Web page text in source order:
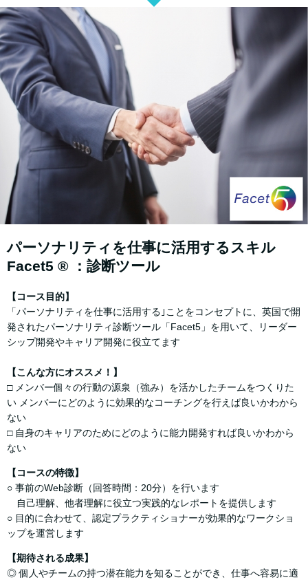
パーソナリティを仕事に活⽤するスキル
Facet5 ® ：診断ツール
【コース⽬的】
「パーソナリティを仕事に活⽤する｣ことをコンセプトに、英国で開
発されたパーソナリティ診断ツール「Facet5」を⽤いて、リーダー
シップ開発やキャリア開発に役⽴てます
【こんな方にオススメ！】
□ メンバー個々の行動の源泉（強み）を活かしたチームをつくりた
い メンバーにどのように効果的なコーチングを行えば良いかわから
ない
□ 自身のキャリアのためにどのように能力開発すれば良いかわから
ない
【コースの特徴】
○ 事前のWeb診断（回答時間：20分）を行います
自己理解、他者理解に役立つ実践的なレポートを提供します
○ 目的に合わせて、認定プラクティショナーが効果的なワークショ
ップを運営します
【期待される成果】
◎ 個⼈やチームの持つ潜在能⼒を知ることができ、仕事へ容易に適